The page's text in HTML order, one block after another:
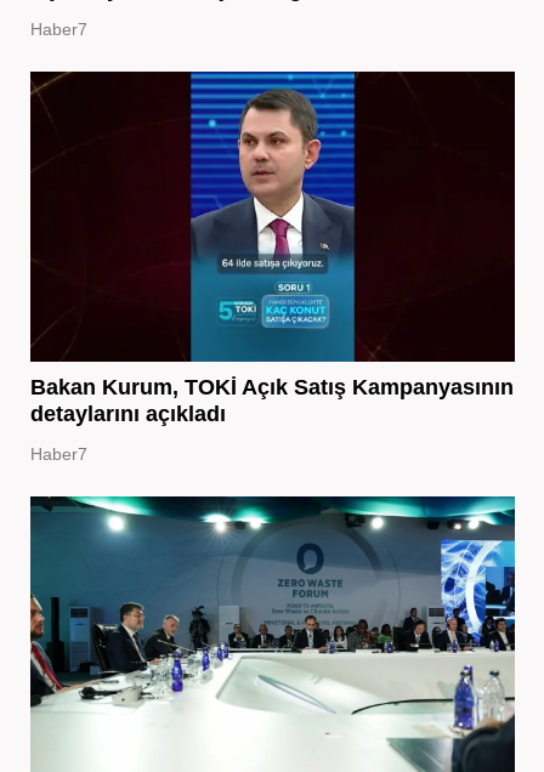
Haber7
Bakan Kurum, TOKİ Açık Satış Kampanyasının
detaylarını açıkladı
Haber7